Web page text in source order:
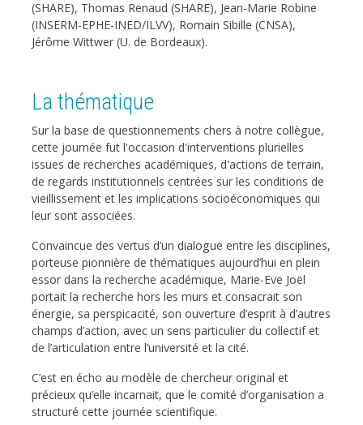
(SHARE), Thomas Renaud (SHARE), Jean-Marie Robine
(INSERM-EPHE-INED/ILVV), Romain Sibille (CNSA),
Jérôme Wittwer (U. de Bordeaux).
La thématique
Sur la base de questionnements chers à notre collègue,
cette journée fut l'occasion d'interventions plurielles
issues de recherches académiques, d'actions de terrain,
de regards institutionnels centrées sur les conditions de
vieillissement et les implications socioéconomiques qui
leur sont associées.
Convaincue des vertus d’un dialogue entre les disciplines,
porteuse pionnière de thématiques aujourd’hui en plein
essor dans la recherche académique, Marie-Eve Joël
portait la recherche hors les murs et consacrait son
énergie, sa perspicacité, son ouverture d’esprit à d’autres
champs d’action, avec un sens particulier du collectif et
de l’articulation entre l’université et la cité.
C’est en écho au modèle de chercheur original et
précieux qu’elle incarnait, que le comité d’organisation a
structuré cette journée scientifique.